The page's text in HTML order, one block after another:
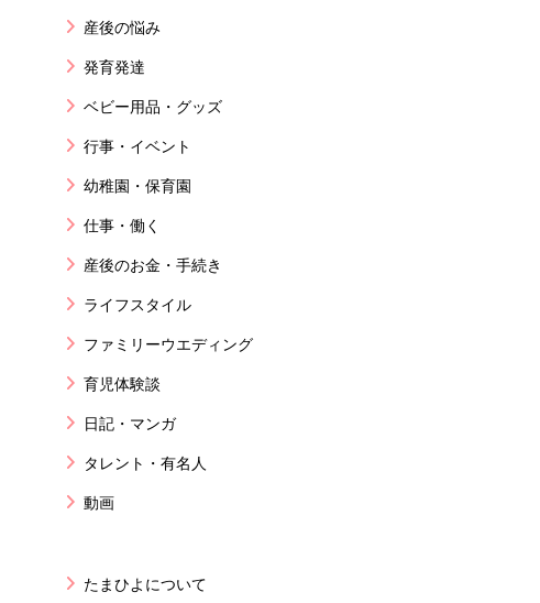
産後の悩み
発育発達
ベビー用品・グッズ
行事・イベント
幼稚園・保育園
仕事・働く
産後のお金・手続き
ライフスタイル
ファミリーウエディング
育児体験談
日記・マンガ
タレント・有名人
動画
たまひよについて